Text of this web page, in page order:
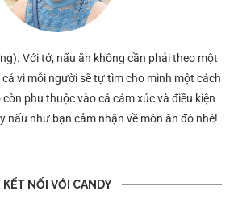
Với tớ, nấu ăn không cần phải theo một
vì mỗi người sẽ tự tìm cho mình một cách
phụ thuộc vào cả cảm xúc và điều kiện
nấu như bạn cảm nhận về món ăn đó nhé!
KẾT NỐI VỚI CANDY